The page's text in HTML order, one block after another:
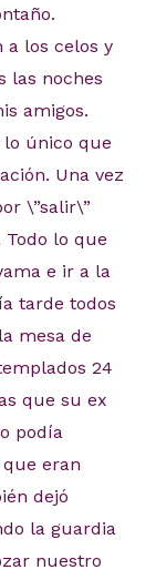
a los celos y
las noches
amigos.
lo único que
Una vez
\”salir\”
lo que
e ir a la
tarde todos
mesa de
24
que su ex
podía
eran
dejó
la guardia
nuestro